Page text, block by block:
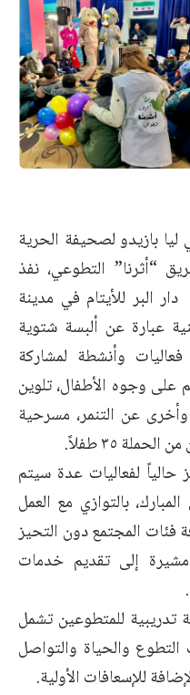
بازيدو لصحيفة الحرية
“أثرنا” التطوعي، نفذ
البر للأيتام في مدينة
عبارة عن ألبسة شتوية
فعاليات وأنشطة لمشاركة
على وجوه الأطفال، تلوين
عن التنمر، مسرحية
٣٥ طفلاً.
حالياً لفعاليات عدة سيتم
بالتوازي مع العمل
فئات المجتمع دون التحيز
مشيرة إلى تقديم خدمات
تدريبية للمتطوعين تشمل
والحياة والتواصل
للإسعافات الأولية.